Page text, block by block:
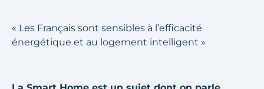
« Les Français sont sensibles à l’efficacité
énergétique et au logement intelligent »